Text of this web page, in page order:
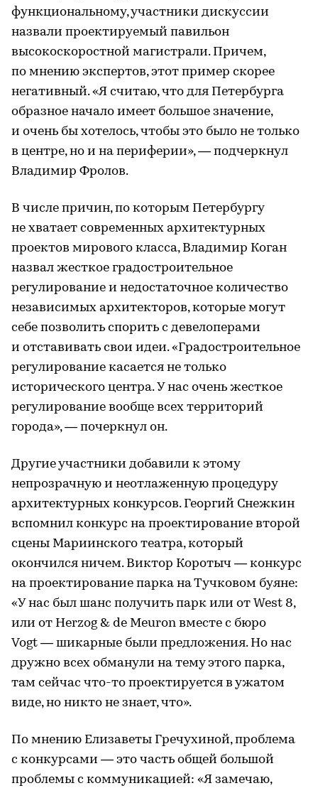
функциональному, участники дискуссии
назвали проектируемый павильон
высокоскоростной магистрали. Причем,
по мнению экспертов, этот пример скорее
негативный. «Я считаю, что для Петербурга
образное начало имеет большое значение,
и очень бы хотелось, чтобы это было не только
в центре, но и на периферии», — подчеркнул
Владимир Фролов.
В числе причин, по которым Петербургу
не хватает современных архитектурных
проектов мирового класса, Владимир Коган
назвал жесткое градостроительное
регулирование и недостаточное количество
независимых архитекторов, которые могут
себе позволить спорить с девелоперами
и отставивать свои идеи. «Градостроительное
регулирование касается не только
исторического центра. У нас очень жесткое
регулирование вообще всех территорий
города», — почеркнул он.
Другие участники добавили к этому
непрозрачную и неотлаженную процедуру
архитектурных конкурсов. Георгий Снежкин
вспомнил конкурс на проектирование второй
сцены Мариинского театра, который
окончился ничем. Виктор Коротыч — конкурс
на проектирование парка на Тучковом буяне:
«У нас был шанс получить парк или от West 8,
или от Herzog & de Meuron вместе с бюро
Vogt — шикарные были предложения. Но нас
дружно всех обманули на тему этого парка,
там сейчас что-то проектируется в ужатом
виде, но никто не знает, что».
По мнению Елизаветы Гречухиной, проблема
с конкурсами — это часть общей большой
проблемы с коммуникацией: «Я замечаю,